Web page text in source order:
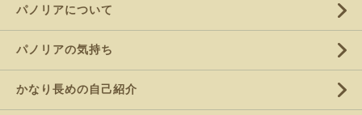
パノリアについて
パノリアの気持ち
かなり長めの自己紹介